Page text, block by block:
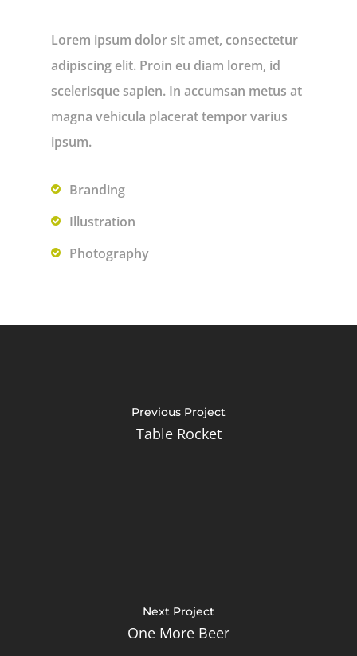
Lorem ipsum dolor sit amet, consectetur
adipiscing elit. Proin eu diam lorem, id
scelerisque sapien. In accumsan metus at
magna vehicula placerat tempor varius
ipsum.
Branding
Illustration
Photography
Previous Project
Table Rocket
Next Project
One More Beer
Praxis
Kontakt &